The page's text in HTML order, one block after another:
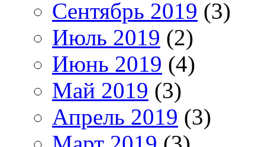
Сентябрь 2019 (3)
Июль 2019 (2)
Июнь 2019 (4)
Май 2019 (3)
Апрель 2019 (3)